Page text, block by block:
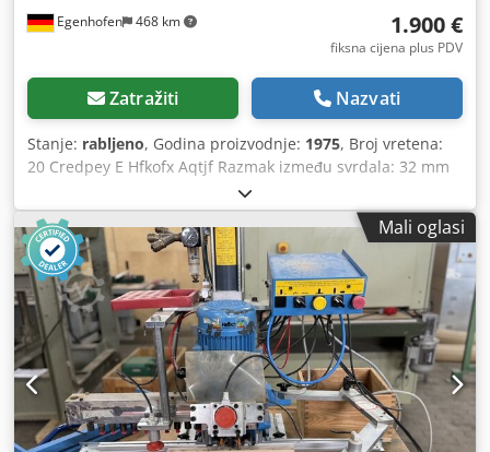
Egenhofen 468 km 1.900 €
fiksna cijena plus PDV
Zatražiti Nazvati
Stanje: rabljeno, Godina proizvodnje: 1975, Broj vretena:
20 Credpey E Hfkofx Aqtjf Razmak između svrdala: 32 mm
Mali oglasi